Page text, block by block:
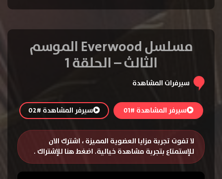
مسلسل Everwood الموسم
الثالث – الحلقة 1
سيرفرات المشاهدة
سيرفر المشاهدة #01 سيرفر المشاهدة #02
لا تفوت تجربة مزايا العضوية المميزة ، اشترك الان
للإستمتاع بتجربة مشاهدة خيالية. اضغط هنا للإشتراك .